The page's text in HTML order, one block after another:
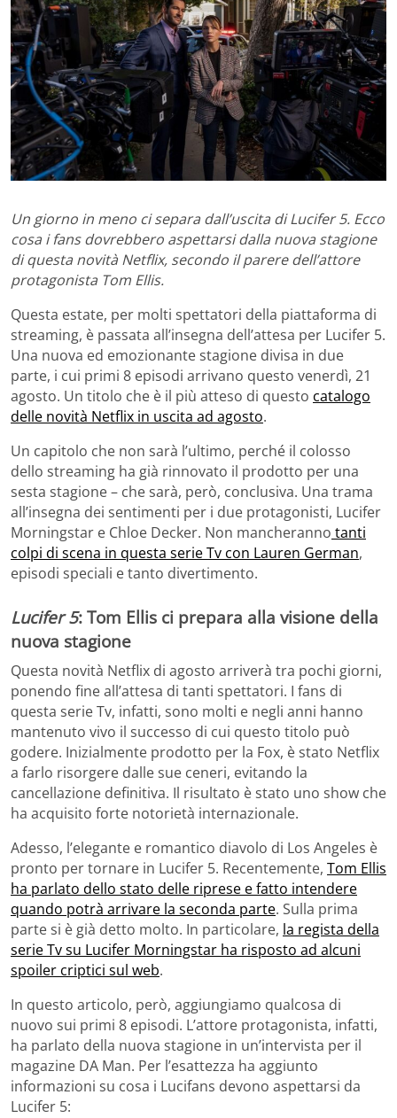
Un giorno in meno ci separa dall’uscita di Lucifer 5. Ecco
cosa i fans dovrebbero aspettarsi dalla nuova stagione
di questa novità Netflix, secondo il parere dell’attore
protagonista Tom Ellis.
Questa estate, per molti spettatori della piattaforma di
streaming, è passata all’insegna dell’attesa per Lucifer 5.
Una nuova ed emozionante stagione divisa in due
parte, i cui primi 8 episodi arrivano questo venerdì, 21
agosto. Un titolo che è il più atteso di questo catalogo
delle novità Netflix in uscita ad agosto.
Un capitolo che non sarà l’ultimo, perché il colosso
dello streaming ha già rinnovato il prodotto per una
sesta stagione – che sarà, però, conclusiva. Una trama
all’insegna dei sentimenti per i due protagonisti, Lucifer
Morningstar e Chloe Decker. Non mancheranno tanti
colpi di scena in questa serie Tv con Lauren German,
episodi speciali e tanto divertimento.
Lucifer 5: Tom Ellis ci prepara alla visione della
nuova stagione
Questa novità Netflix di agosto arriverà tra pochi giorni,
ponendo fine all’attesa di tanti spettatori. I fans di
questa serie Tv, infatti, sono molti e negli anni hanno
mantenuto vivo il successo di cui questo titolo può
godere. Inizialmente prodotto per la Fox, è stato Netflix
a farlo risorgere dalle sue ceneri, evitando la
cancellazione definitiva. Il risultato è stato uno show che
ha acquisito forte notorietà internazionale.
Adesso, l’elegante e romantico diavolo di Los Angeles è
pronto per tornare in Lucifer 5. Recentemente, Tom Ellis
ha parlato dello stato delle riprese e fatto intendere
quando potrà arrivare la seconda parte. Sulla prima
parte si è già detto molto. In particolare, la regista della
serie Tv su Lucifer Morningstar ha risposto ad alcuni
spoiler criptici sul web.
In questo articolo, però, aggiungiamo qualcosa di
nuovo sui primi 8 episodi. L’attore protagonista, infatti,
ha parlato della nuova stagione in un’intervista per il
magazine DA Man. Per l’esattezza ha aggiunto
informazioni su cosa i Lucifans devono aspettarsi da
Lucifer 5: